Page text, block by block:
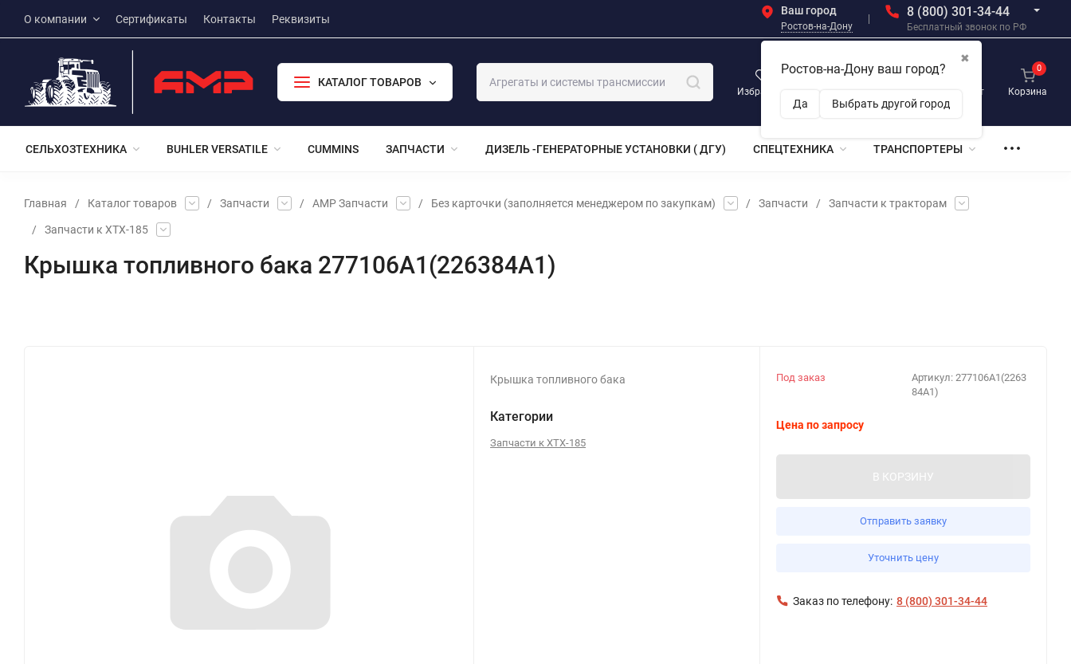
О компании Сертификаты Контакты Реквизиты
Ваш город
Ростов-на-Дону
✖
Ростов-на-Дону ваш город?
Да Выбрать другой город
8 (800) 301-34-44
Бесплатный звонок по РФ
КАТАЛОГ ТОВАРОВ
Избранное
0
Личный кабинет Корзина
0
СЕЛЬХОЗТЕХНИКА BUHLER VERSATILE CUMMINS ЗАПЧАСТИ ДИЗЕЛЬ -ГЕНЕРАТОРНЫЕ УСТАНОВКИ ( ДГУ) СПЕЦТЕХНИКА ТРАНСПОРТЕРЫ
Главная / Каталог товаров / Запчасти / АМР Запчасти / Без карточки (заполняется менеджером по закупкам) / Запчасти / Запчасти к тракторам
/ Запчасти к ХТХ-185
Крышка топливного бака 277106А1(226384А1)
Крышка топливного бака
Категории
Запчасти к ХТХ-185
Артикул: 277106А1(2263
84А1)
Под заказ
Цена по запросу
В КОРЗИНУ
Отправить заявку
Уточнить цену
Заказ по телефону: 8 (800) 301-34-44